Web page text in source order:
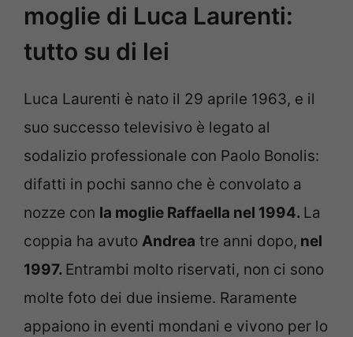
moglie di Luca Laurenti:
tutto su di lei
Luca Laurenti è nato il 29 aprile 1963, e il
suo successo televisivo è legato al
sodalizio professionale con Paolo Bonolis:
difatti in pochi sanno che è convolato a
nozze con la moglie Raffaella nel 1994. La
coppia ha avuto Andrea tre anni dopo, nel
1997. Entrambi molto riservati, non ci sono
molte foto dei due insieme. Raramente
appaiono in eventi mondani e vivono per lo